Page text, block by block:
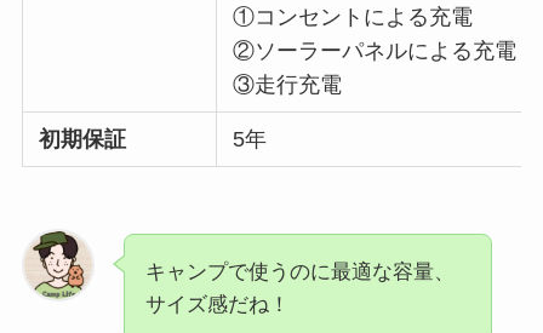
①コンセントによる充電
②ソーラーパネルによる充電
③走行充電
初期保証 5年
キャンプで使うのに最適な容量、
サイズ感だね！